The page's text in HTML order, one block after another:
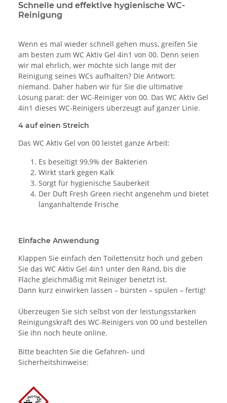
Schnelle und effektive hygienische WC-
Reinigung
Wenn es mal wieder schnell gehen muss, greifen Sie
am besten zum WC Aktiv Gel 4in1 von 00. Denn seien
wir mal ehrlich, wer möchte sich lange mit der
Reinigung seines WCs aufhalten? Die Antwort:
niemand. Daher haben wir für Sie die ultimative
Lösung parat: der WC-Reiniger von 00. Das WC Aktiv Gel
4in1 dieses WC-Reinigers überzeugt auf ganzer Linie.
4 auf einen Streich
Das WC Aktiv Gel von 00 leistet ganze Arbeit:
Es beseitigt 99,9% der Bakterien
Wirkt stark gegen Kalk
Sorgt für hygienische Sauberkeit
Der Duft Fresh Green riecht angenehm und bietet
langanhaltende Frische
Einfache Anwendung
Klappen Sie einfach den Toilettensitz hoch und geben
Sie das WC Aktiv Gel 4in1 unter den Rand, bis die
Fläche gleichmäßig mit Reiniger benetzt ist.
Dann kurz einwirken lassen – bürsten – spülen – fertig!
Überzeugen Sie sich selbst von der leistungsstarken
Reinigungskraft des WC-Reinigers von 00 und bestellen
Sie ihn noch heute online.
Bitte beachten Sie die Gefahren- und
Sicherheitshinweise: